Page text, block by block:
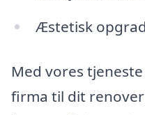
Æstetisk
Med vores
firma til dit